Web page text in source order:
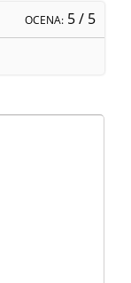
OCENA: 5/ 5